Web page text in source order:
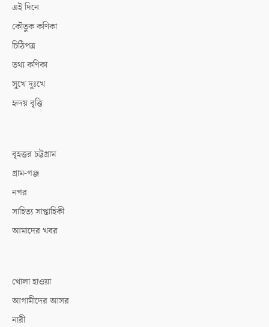
এই দিনে
কৌতুক কণিকা
চিঠিপত্র
তথ্য কণিকা
সুখে দুঃখে
হৃদয় বৃত্তি
বৃহত্তর চট্টগ্রাম
গ্রাম-গঞ্জ
নগর
সাহিত্য সাপ্তাহিকী
আমাদের খবর
খোলা হাওয়া
আগামীদের আসর
নারী